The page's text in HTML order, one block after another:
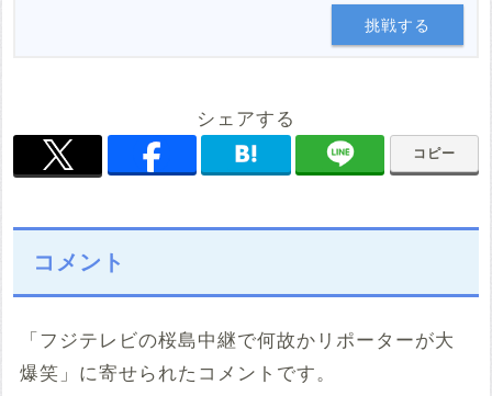
挑戦する
シェアする
コピー
コメント
「フジテレビの桜島中継で何故かリポーターが大
爆笑」に寄せられたコメントです。